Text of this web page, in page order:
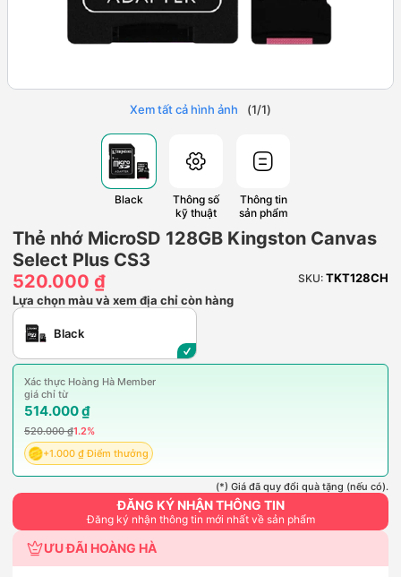
Xem tất cả hình ảnh (1/1)
Black
Thông số
kỹ thuật
Thông tin
sản phẩm
Thẻ nhớ MicroSD 128GB Kingston Canvas
Select Plus CS3
520.000 ₫
SKU: TKT128CH
Lựa chọn màu và xem địa chỉ còn hàng
Black
Xác thực Hoàng Hà Member
giá chỉ từ
514.000 ₫
520.000 ₫1.2%
+1.000 ₫ Điểm thưởng
(*) Giá đã quy đổi quà tặng (nếu có).
ĐĂNG KÝ NHẬN THÔNG TIN
Đăng ký nhận thông tin mới nhất về sản phẩm
ƯU ĐÃI HOÀNG HÀ